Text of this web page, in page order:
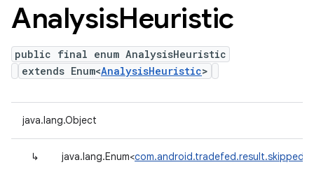
AnalysisHeuristic
public final enum AnalysisHeuristic
extends Enum<AnalysisHeuristic>
java.lang.Object
↳ java.lang.Enum<